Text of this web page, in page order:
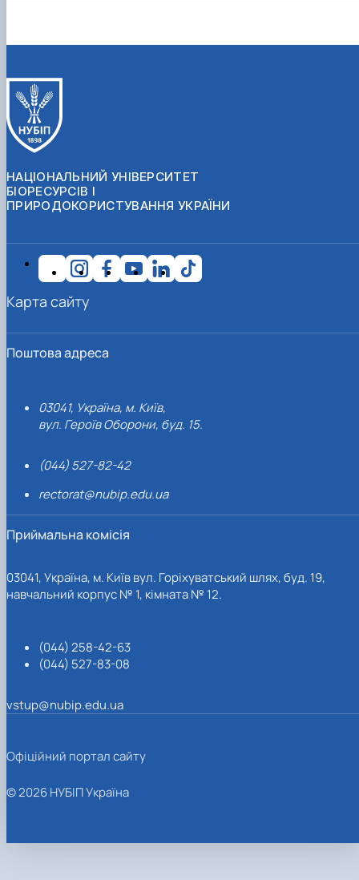
НАЦІОНАЛЬНИЙ УНІВЕРСИТЕТ
БІОРЕСУРСІВ І
ПРИРОДОКОРИСТУВАННЯ УКРАЇНИ
Поштова адреса
03041, Україна, м. Київ,
вул. Героїв Оборони, буд. 15.
(044) 527-82-42
rectorat@nubip.edu.ua
Приймальна комісія
03041, Україна, м. Київ вул. Горіхуватський шлях, буд. 19,
навчальний корпус № 1, кімната № 12.
(044) 258-42-63
(044) 527-83-08
vstup@nubip.edu.ua
Карта сайту
Офіційний портал сайту
© 2026 НУБІП Україна